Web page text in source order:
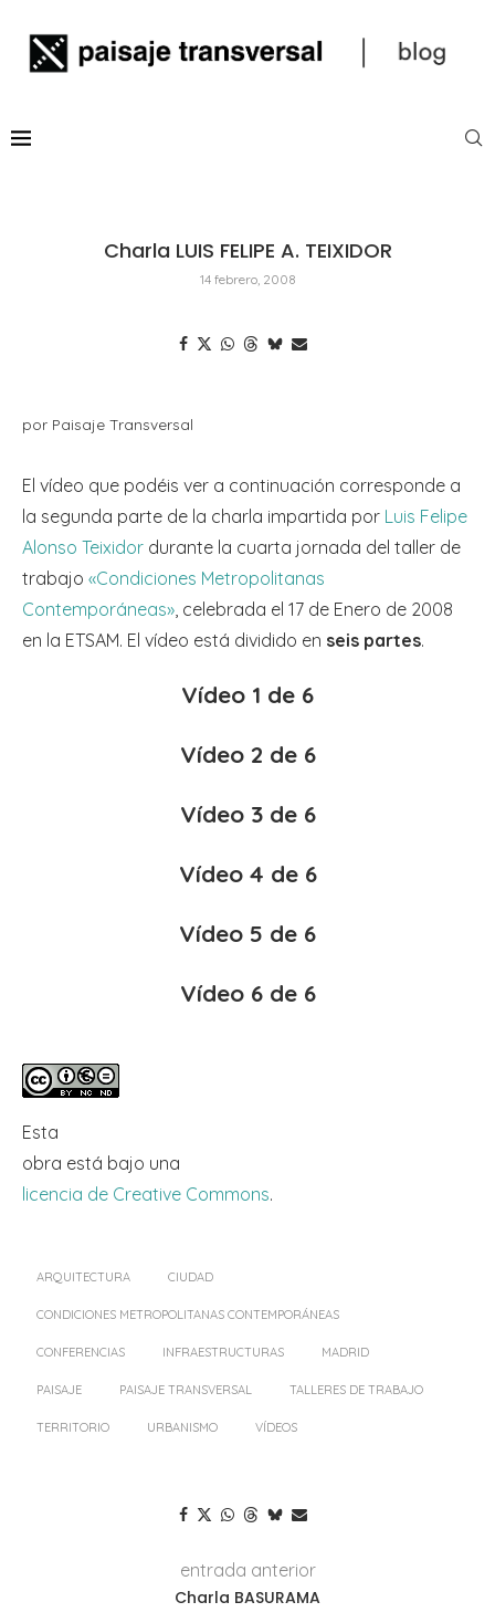
Charla LUIS FELIPE A. TEIXIDOR
14 febrero, 2008
por Paisaje Transversal
El vídeo que podéis ver a continuación corresponde a
la segunda parte de la charla impartida por Luis Felipe
Alonso Teixidor durante la cuarta jornada del taller de
trabajo «Condiciones Metropolitanas
Contemporáneas» , celebrada el 17 de Enero de 2008
en la ETSAM. El vídeo está dividido en seis partes.
Vídeo 1 de 6
Vídeo 2 de 6
Vídeo 3 de 6
Vídeo 4 de 6
Vídeo 5 de 6
Vídeo 6 de 6
Esta
obra está bajo una
licencia de Creative Commons.
ARQUITECTURA CIUDAD
CONDICIONES METROPOLITANAS CONTEMPORÁNEAS
CONFERENCIAS INFRAESTRUCTURAS MADRID
PAISAJE PAISAJE TRANSVERSAL TALLERES DE TRABAJO
TERRITORIO URBANISMO VÍDEOS
entrada anterior
Charla BASURAMA